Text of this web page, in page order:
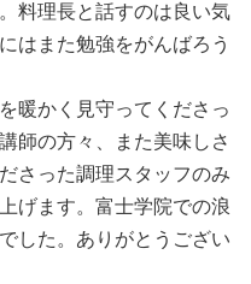
料理長と話すのは良い気
はまた勉強をがんばろう
暖かく見守ってくださっ
師の方々、また美味しさ
さった調理スタッフのみ
げます。富士学院での浪
した。ありがとうござい